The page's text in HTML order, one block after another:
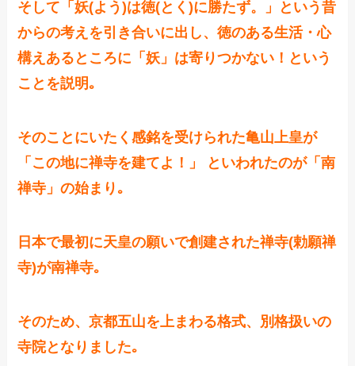
そして「妖(よう)は徳(とく)に勝たず。」という昔
からの考えを引き合いに出し、徳のある生活・心
構えあるところに「妖 」は寄りつかない！という
ことを説明｡
そのことにいたく感銘を受けられた亀山上皇が
「この地に禅寺を建てよ！」 といわれたのが「南
禅寺」の始まり｡
日本で最初に天皇の願いで創建された禅寺(勅願禅
寺)が南禅寺｡
そのため、京都五山を上まわる格式、別格扱いの
寺院となりました｡